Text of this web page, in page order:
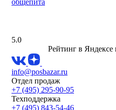
5.0
Рейтинг в Яндексе
info@posbazar.ru
Отдел продаж
+7 (495) 295-90-95
Техподдержка
+7 (495) 843-54-46